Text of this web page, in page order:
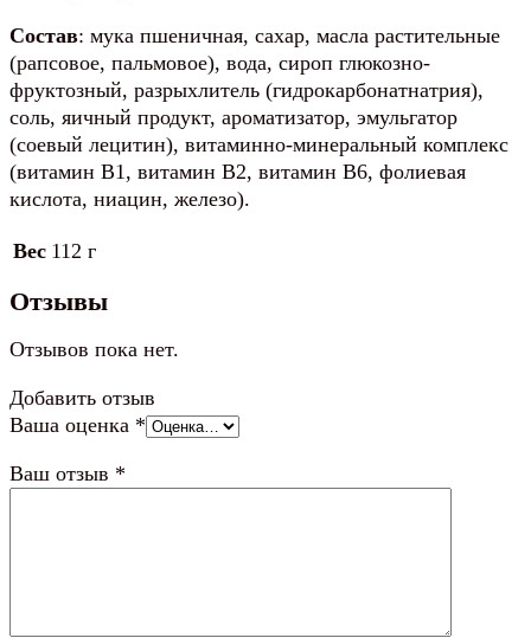
Состав: мука пшеничная, сахар, масла растительные
(рапсовое, пальмовое), вода, сироп глюкозно-
фруктозный, разрыхлитель (гидрокарбонатнатрия),
соль, яичный продукт, ароматизатор, эмульгатор
(соевый лецитин), витаминно-минеральный комплекс
(витамин B1, витамин B2, витамин B6, фолиевая
кислота, ниацин, железо).
Вес 112 г
Отзывы
Отзывов пока нет.
Добавить отзыв
Ваша оценка *
Ваш отзыв *